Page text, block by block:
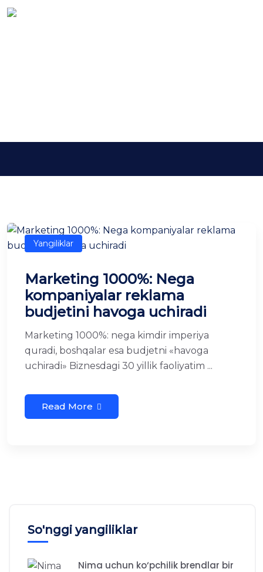
Yangiliklar
Marketing 1000%: Nega
kompaniyalar reklama
budjetini havoga uchiradi
Marketing 1000%: nega kimdir imperiya
quradi, boshqalar esa budjetni «havoga
uchiradi» Biznesdagi 30 yillik faoliyatim ...
Read More
So'nggi yangiliklar
Nima uchun ko‘pchilik brendlar bir